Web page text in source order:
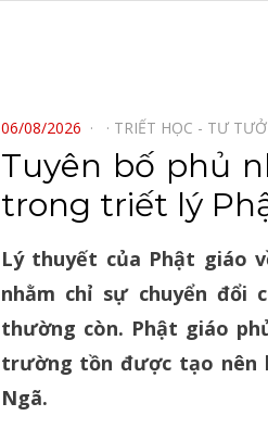
POSTED
ON
06/08/2026 TRIẾT HỌC - TƯ
Tuyên bố phủ
trong triết lý
Lý thuyết của Phật giáo
nhằm chỉ sự chuyển đổi
thường còn. Phật giáo
trường tồn được tạo nên
Ngã.